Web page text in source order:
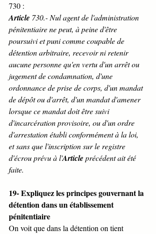
730 :
Article 730.- Nul agent de l'administration
pénitentiaire ne peut, à peine d'être
poursuivi et puni comme coupable de
détention arbitraire, recevoir ni retenir
aucune personne qu'en vertu d'un arrêt ou
jugement de condamnation, d'une
ordonnance de prise de corps, d'un mandat
de dépôt ou d'arrêt, d'un mandat d'amener
lorsque ce mandat doit être suivi
d'incarcération provisoire, ou d'un ordre
d'arrestation établi conformément à la loi,
et sans que l'inscription sur le registre
d'écrou prévu à l'Article précédent ait été
faite.
19- Expliquez les principes gouvernant la
détention dans un établissement
pénitentiaire
On voit que dans la détention on tient